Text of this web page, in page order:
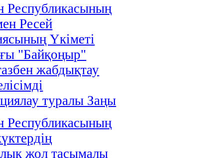
Республикасының
Ресей
Үкіметі
"Байқоңыр"
жабдықтау
туралы Заңы
Республикасының
жол тасымалы